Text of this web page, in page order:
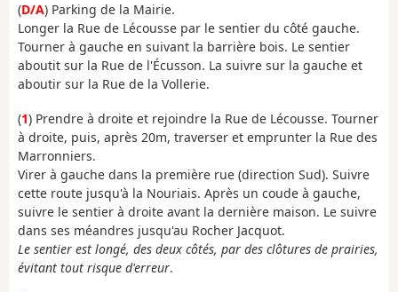
(D/A) Parking de la Mairie.
Longer la Rue de Lécousse par le sentier du côté gauche.
Tourner à gauche en suivant la barrière bois. Le sentier
aboutit sur la Rue de l'Écusson. La suivre sur la gauche et
aboutir sur la Rue de la Vollerie.
(1) Prendre à droite et rejoindre la Rue de Lécousse. Tourner
à droite, puis, après 20m, traverser et emprunter la Rue des
Marronniers.
Virer à gauche dans la première rue (direction Sud). Suivre
cette route jusqu'à la Nouriais. Après un coude à gauche,
suivre le sentier à droite avant la dernière maison. Le suivre
dans ses méandres jusqu'au Rocher Jacquot.
Le sentier est longé, des deux côtés, par des clôtures de prairies,
évitant tout risque d'erreur.